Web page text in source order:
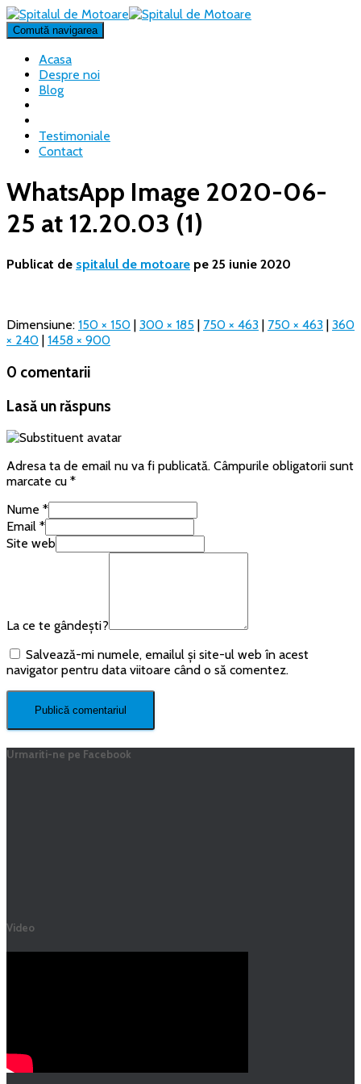
Comută navigarea
Acasa
Despre noi
Blog
Testimoniale
Contact
WhatsApp Image 2020-06-
25 at 12.20.03 (1)
Publicat de spitalul de motoare pe 25 iunie 2020
Dimensiune: 150 × 150 | 300 × 185 | 750 × 463 | 750 × 463 | 360
× 240 | 1458 × 900
0 comentarii
Lasă un răspuns
Adresa ta de email nu va fi publicată. Câmpurile obligatorii sunt
marcate cu *
Nume *
Email *
Site web
La ce te gândești?
Salvează-mi numele, emailul și site-ul web în acest
navigator pentru data viitoare când o să comentez.
Urmariti-ne pe Facebook
Video